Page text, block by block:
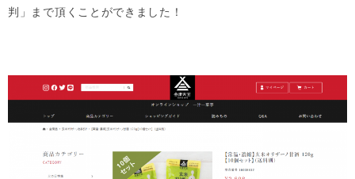
判」まで頂くことができました！